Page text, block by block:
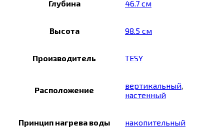
Глубина 46.7 см
Высота 98.5 см
Производитель TESY
Расположение вертикальный,
настенный
Принцип нагрева воды накопительный